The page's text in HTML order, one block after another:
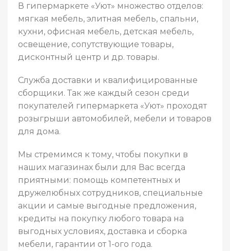
В гипермаркете «Уют» множество отделов:
мягкая мебель, элитная мебель, спальни,
кухни, офисная мебель, детская мебель,
освещение, сопутствующие товары,
дисконтный центр и др. товары.
Служба доставки и квалифицированные
сборщики. Так же каждый сезон среди
покупателей гипермаркета «Уют» проходят
розыгрыши автомобилей, мебели и товаров
для дома.
Мы стремимся к тому, чтобы покупки в
наших магазинах были для Вас всегда
приятными: помощь компетентных и
дружелюбных сотрудников, специальные
акции и самые выгодные предложения,
кредиты на покупку любого товара на
выгодных условиях, доставка и сборка
мебели, гарантии от 1-ого года.